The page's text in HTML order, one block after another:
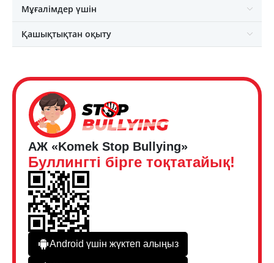
Мұғалімдер үшін
Қашықтықтан оқыту
АЖ «Komek Stop Bullying»
Буллингті бірге тоқтатайық!
Android үшін жүктеп алыңыз